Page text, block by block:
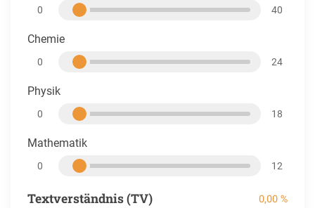
0 40
Chemie
0 24
Physik
0 18
Mathematik
0 12
Textverständnis (TV)
0,00 %